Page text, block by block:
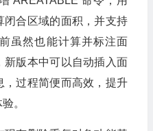
闭合区域的面积，并支持
虽然也能计算并标注面
新版本中可以自动插入面
，过程简便而高效，提升
。